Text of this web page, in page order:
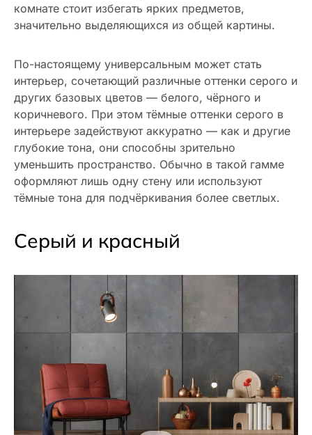
комнате стоит избегать ярких предметов,
значительно выделяющихся из общей картины.
По-настоящему универсальным может стать
интерьер, сочетающий различные оттенки серого и
других базовых цветов — белого, чёрного и
коричневого. При этом тёмные оттенки серого в
интерьере задействуют аккуратно — как и другие
глубокие тона, они способны зрительно
уменьшить пространство. Обычно в такой гамме
оформляют лишь одну стену или используют
тёмные тона для подчёркивания более светлых.
Серый и красный